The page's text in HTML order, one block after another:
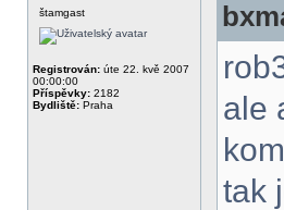
štamgast
Registrován: úte 22. kvě 2007
00:00:00
Příspěvky: 2182
Bydliště: Praha
ale
tak